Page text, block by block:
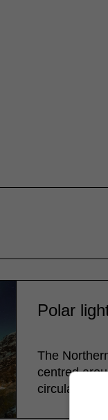
Polar
The
centred
circular